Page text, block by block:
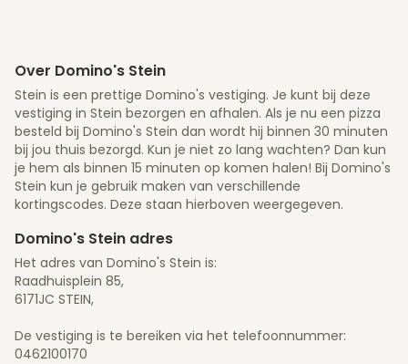
Over Domino's Stein
Stein is een prettige Domino's vestiging. Je kunt bij deze
vestiging in Stein bezorgen en afhalen. Als je nu een pizza
besteld bij Domino's Stein dan wordt hij binnen 30 minuten
bij jou thuis bezorgd. Kun je niet zo lang wachten? Dan kun
je hem als binnen 15 minuten op komen halen! Bij Domino's
Stein kun je gebruik maken van verschillende
kortingscodes. Deze staan hierboven weergegeven.
Domino's Stein adres
Het adres van Domino's Stein is:
Raadhuisplein 85,
6171JC STEIN,
De vestiging is te bereiken via het telefoonnummer:
0462100170